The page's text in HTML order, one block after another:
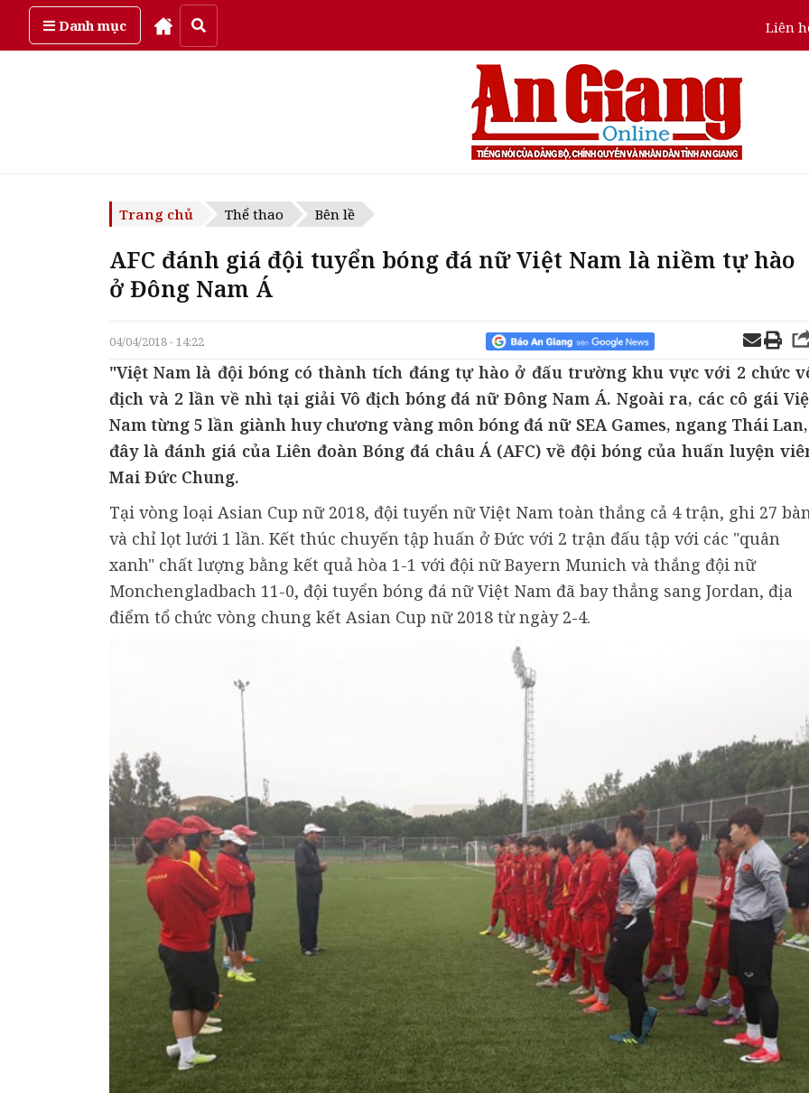
Danh mục Liên
Thứ sáu, ngày 7/08/2026
Trang chủ Thể thao Bên lề
AFC đánh giá đội tuyển bóng đá nữ Việt Nam là niềm tự hào
ở Đông Nam Á
04/04/2018 - 14:22
"Việt Nam là đội bóng có thành tích đáng tự hào ở đấu trường khu vực với 2 chức
địch và 2 lần về nhì tại giải Vô địch bóng đá nữ Đông Nam Á. Ngoài ra, các cô gái
Nam từng 5 lần giành huy chương vàng môn bóng đá nữ SEA Games, ngang Thái
đây là đánh giá của Liên đoàn Bóng đá châu Á (AFC) về đội bóng của huấn luyện
Mai Đức Chung.
Tại vòng loại Asian Cup nữ 2018, đội tuyển nữ Việt Nam toàn thắng cả 4 trận, ghi 27
và chỉ lọt lưới 1 lần. Kết thúc chuyến tập huấn ở Đức với 2 trận đấu tập với các "quân
xanh" chất lượng bằng kết quả hòa 1-1 với đội nữ Bayern Munich và thắng đội nữ
Monchengladbach 11-0, đội tuyển bóng đá nữ Việt Nam đã bay thẳng sang Jordan, địa
điểm tổ chức vòng chung kết Asian Cup nữ 2018 từ ngày 2-4.